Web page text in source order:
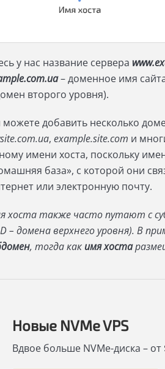
у нас название сервера
– доменное имя
второго уровня).
добавить несколько
, example.site.com и
имени хоста, поскольку
база», с которой они
или электронную почту.
хоста также часто путают с
– домена верхнего уровня). В
, тогда как имя хоста
Новые NVMe VPS
Вдвое больше NVMe-диска – от